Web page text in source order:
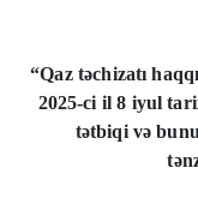
“Qaz təchizatı
2025-ci il 8 iyul
tətbiqi və